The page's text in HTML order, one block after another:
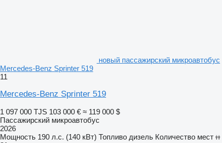
новый пассажирский микроавтобус
Mercedes-Benz Sprinter 519
11
Mercedes-Benz Sprinter 519
1 097 000 TJS 103 000 € ≈ 119 000 $
Пассажирский микроавтобус
2026
Мощность 190 л.с. (140 кВт) Топливо дизель Количество мест